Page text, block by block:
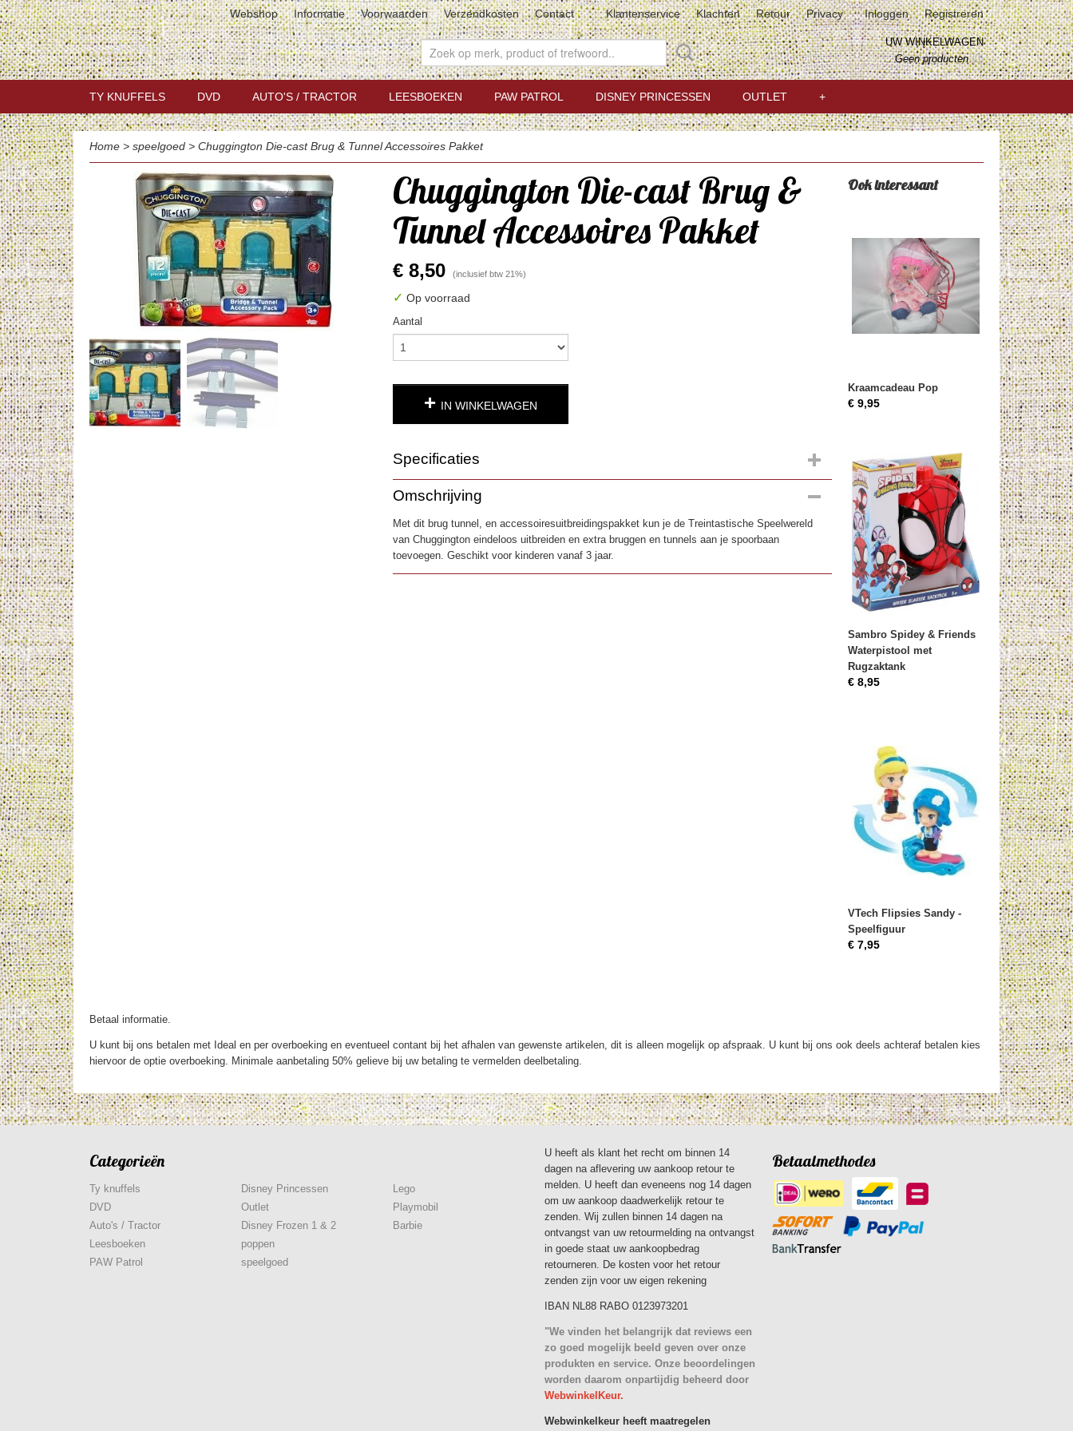
Webshop Informatie Voorwaarden Verzendkosten Contact Klantenservice Klachten Retour Privacy Inloggen Registreren
UW WINKELWAGEN
Geen producten(0)
TY KNUFFELS DVD AUTO'S / TRACTOR LEESBOEKEN PAW PATROL DISNEY PRINCESSEN OUTLET +
Home > speelgoed > Chuggington Die-cast Brug & Tunnel Accessoires Pakket
Chuggington Die-cast Brug &
Tunnel Accessoires Pakket
€ 8,50 (inclusief btw 21%)
✓ Op voorraad
Aantal
IN WINKELWAGEN
Specificaties
Productcode
EAN code
Omschrijving
Met dit brug tunnel, en accessoiresuitbreidingspakket kun je de Treintastische Speelwereld
van Chuggington eindeloos uitbreiden en extra bruggen en tunnels aan je spoorbaan
toevoegen. Geschikt voor kinderen vanaf 3 jaar.
Ook interessant
Kraamcadeau Pop
€ 9,95
Sambro Spidey & Friends
Waterpistool met
Rugzaktank
€ 8,95
VTech Flipsies Sandy -
Speelfiguur
€ 7,95
Betaal informatie.
U kunt bij ons betalen met Ideal en per overboeking en eventueel contant bij het afhalen van gewenste artikelen, dit is alleen mogelijk op afspraak. U kunt bij ons ook deels achteraf betalen kies
hiervoor de optie overboeking. Minimale aanbetaling 50% gelieve bij uw betaling te vermelden deelbetaling.
Categorieën
Ty knuffels
DVD
Auto's / Tractor
Leesboeken
PAW Patrol
Disney Princessen
Outlet
Disney Frozen 1 & 2
poppen
speelgoed
Lego
Playmobil
Barbie
U heeft als klant het recht om binnen 14
dagen na aflevering uw aankoop retour te
melden. U heeft dan eveneens nog 14 dagen
om uw aankoop daadwerkelijk retour te
zenden. Wij zullen binnen 14 dagen na
ontvangst van uw retourmelding na ontvangst
in goede staat uw aankoopbedrag
retourneren. De kosten voor het retour
zenden zijn voor uw eigen rekening
IBAN NL88 RABO 0123973201
"We vinden het belangrijk dat reviews een
zo goed mogelijk beeld geven over onze
produkten en service. Onze beoordelingen
worden daarom onpartijdig beheerd door
WebwinkelKeur.
Webwinkelkeur heeft maatregelen
Betaalmethodes